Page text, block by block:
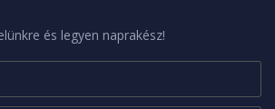
és legyen naprakész!